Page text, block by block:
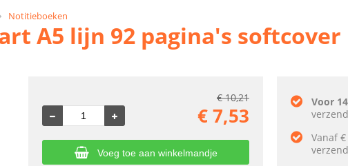
Notitieboeken
A5 lijn 92 pagina's softcover
€10,21
€7,53
Voeg toe aan winkelmandje
Voor
Vanaf